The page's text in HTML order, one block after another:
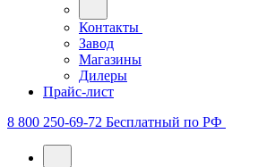
Контакты
Завод
Магазины
Дилеры
Прайс-лист
8 800 250-69-72 Бесплатный по РФ